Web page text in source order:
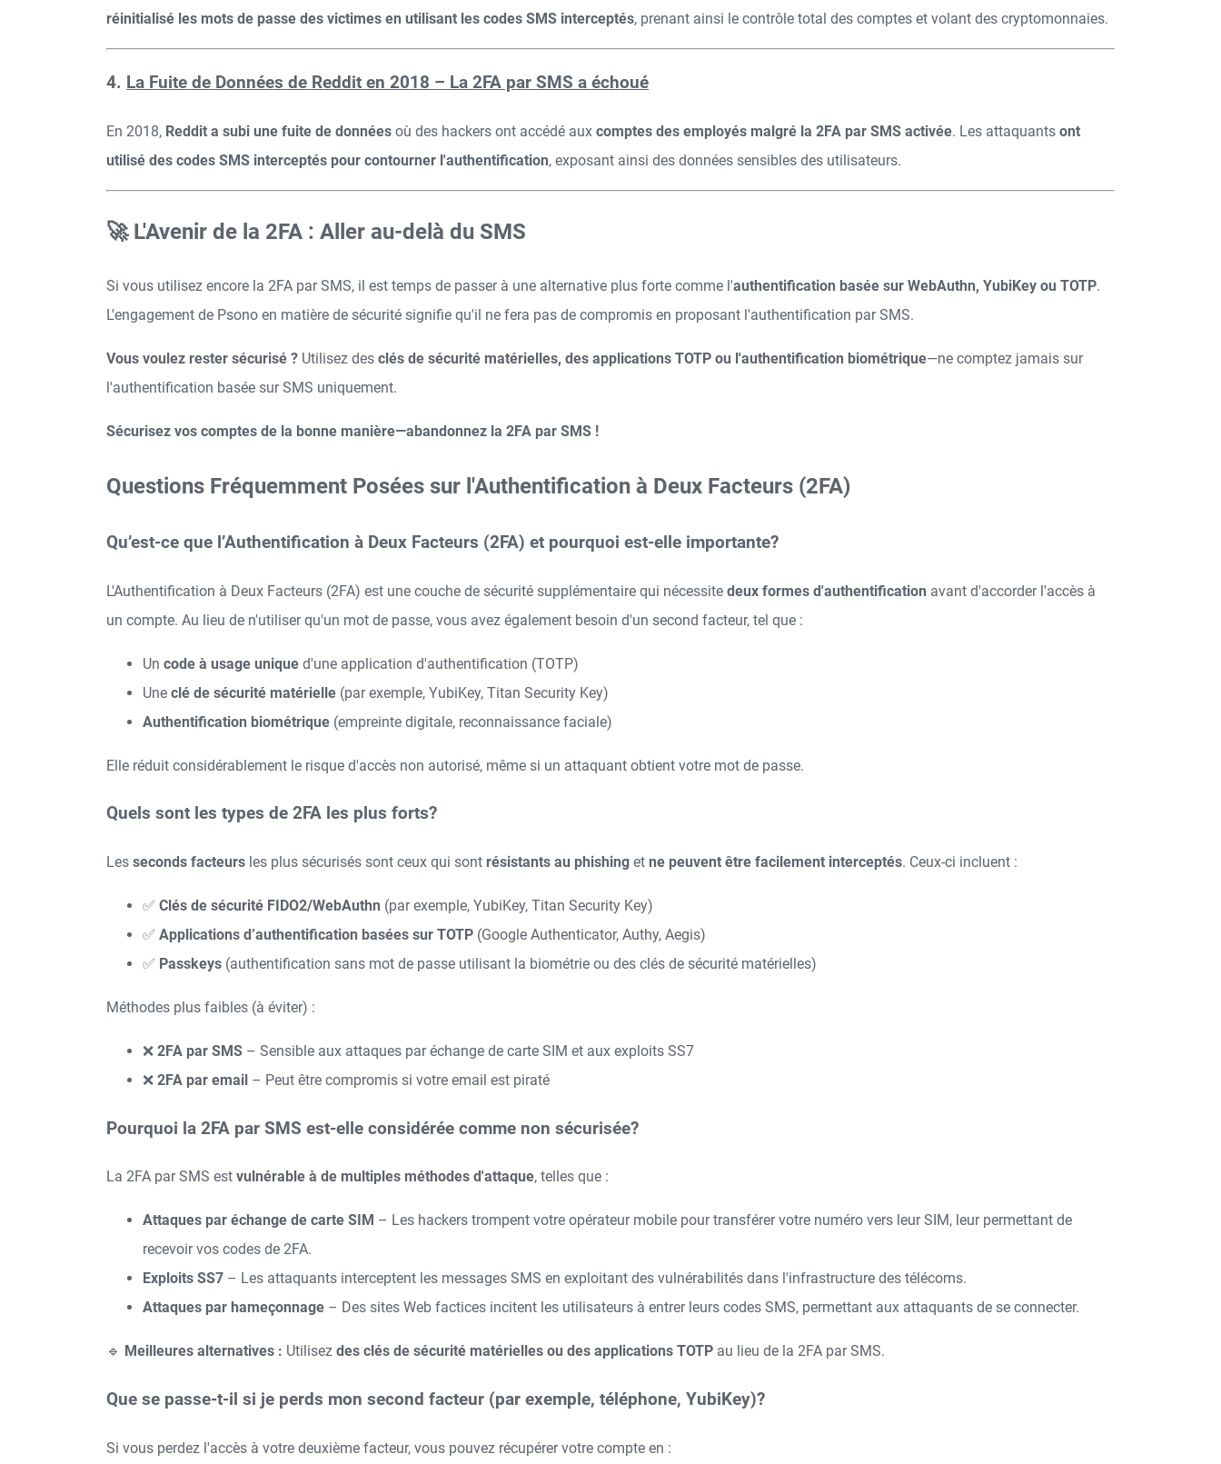
réinitialisé les mots de passe des victimes en utilisant les codes SMS interceptés, prenant ainsi le contrôle total des comptes et volant des cryptomonnaies.
4. La Fuite de Données de Reddit en 2018 – La 2FA par SMS a échoué
En 2018, Reddit a subi une fuite de données où des hackers ont accédé aux comptes des employés malgré la 2FA par SMS activée. Les attaquants ont
utilisé des codes SMS interceptés pour contourner l'authentification, exposant ainsi des données sensibles des utilisateurs.
🚀 L'Avenir de la 2FA : Aller au-delà du SMS
Si vous utilisez encore la 2FA par SMS, il est temps de passer à une alternative plus forte comme l'authentification basée sur WebAuthn, YubiKey ou TOTP.
L'engagement de Psono en matière de sécurité signifie qu'il ne fera pas de compromis en proposant l'authentification par SMS.
Vous voulez rester sécurisé ? Utilisez des clés de sécurité matérielles, des applications TOTP ou l'authentification biométrique—ne comptez jamais sur
l'authentification basée sur SMS uniquement.
Sécurisez vos comptes de la bonne manière—abandonnez la 2FA par SMS !
Questions Fréquemment Posées sur l'Authentification à Deux Facteurs (2FA)
Qu’est-ce que l’Authentification à Deux Facteurs (2FA) et pourquoi est-elle importante?
L'Authentification à Deux Facteurs (2FA) est une couche de sécurité supplémentaire qui nécessite deux formes d'authentification avant d'accorder l'accès à
un compte. Au lieu de n'utiliser qu'un mot de passe, vous avez également besoin d'un second facteur, tel que :
Un code à usage unique d'une application d'authentification (TOTP)
Une clé de sécurité matérielle (par exemple, YubiKey, Titan Security Key)
Authentification biométrique (empreinte digitale, reconnaissance faciale)
Elle réduit considérablement le risque d'accès non autorisé, même si un attaquant obtient votre mot de passe.
Quels sont les types de 2FA les plus forts?
Les seconds facteurs les plus sécurisés sont ceux qui sont résistants au phishing et ne peuvent être facilement interceptés. Ceux-ci incluent :
✅ Clés de sécurité FIDO2/WebAuthn (par exemple, YubiKey, Titan Security Key)
✅ Applications d’authentification basées sur TOTP (Google Authenticator, Authy, Aegis)
✅ Passkeys (authentification sans mot de passe utilisant la biométrie ou des clés de sécurité matérielles)
Méthodes plus faibles (à éviter) :
❌ 2FA par SMS – Sensible aux attaques par échange de carte SIM et aux exploits SS7
❌ 2FA par email – Peut être compromis si votre email est piraté
Pourquoi la 2FA par SMS est-elle considérée comme non sécurisée?
La 2FA par SMS est vulnérable à de multiples méthodes d'attaque, telles que :
Attaques par échange de carte SIM – Les hackers trompent votre opérateur mobile pour transférer votre numéro vers leur SIM, leur permettant de
recevoir vos codes de 2FA.
Exploits SS7 – Les attaquants interceptent les messages SMS en exploitant des vulnérabilités dans l'infrastructure des télécoms.
Attaques par hameçonnage – Des sites Web factices incitent les utilisateurs à entrer leurs codes SMS, permettant aux attaquants de se connecter.
🔹 Meilleures alternatives : Utilisez des clés de sécurité matérielles ou des applications TOTP au lieu de la 2FA par SMS.
Que se passe-t-il si je perds mon second facteur (par exemple, téléphone, YubiKey)?
Si vous perdez l'accès à votre deuxième facteur, vous pouvez récupérer votre compte en :